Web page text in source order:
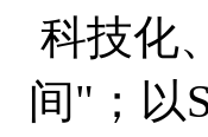
科技化
间"；以